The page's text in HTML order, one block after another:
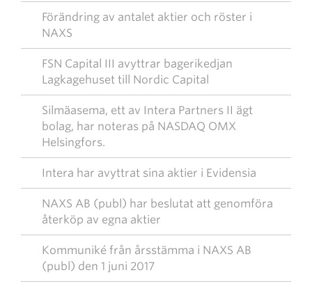
Förändring av antalet aktier och röster i
NAXS
FSN Capital III avyttrar bagerikedjan
Lagkagehuset till Nordic Capital
Silmäasema, ett av Intera Partners II ägt
bolag, har noteras på NASDAQ OMX
Helsingfors.
Intera har avyttrat sina aktier i Evidensia
NAXS AB (publ) har beslutat att genomföra
återköp av egna aktier
Kommuniké från årsstämma i NAXS AB
(publ) den 1 juni 2017